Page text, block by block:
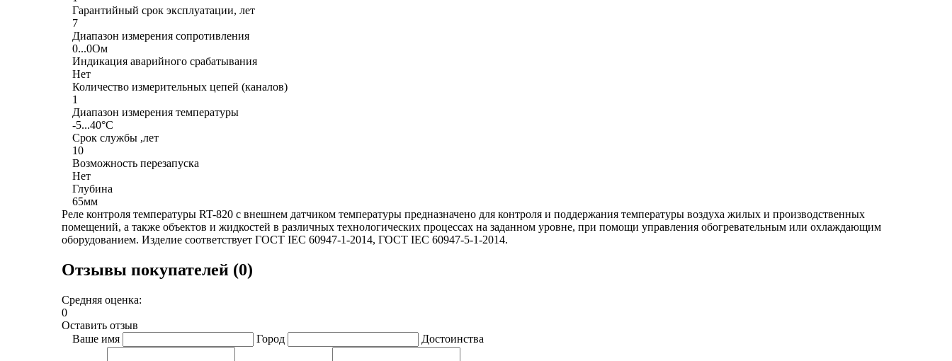
Гарантийный срок эксплуатации, лет
7
Диапазон измерения сопротивления
0...0Ом
Индикация аварийного срабатывания
Нет
Количество измерительных цепей (каналов)
1
Диапазон измерения температуры
-5...40°C
Срок службы ,лет
10
Возможность перезапуска
Нет
Глубина
65мм
Реле контроля температуры RT-820 с внешнем датчиком температуры предназначено для контроля и поддержания температуры воздуха жилых и производственных
помещений, а также объектов и жидкостей в различных технологических процессах на заданном уровне, при помощи управления обогревательным или охлаждающим
оборудованием. Изделие соответствует ГОСТ IEC 60947-1-2014, ГОСТ IEC 60947-5-1-2014.
Отзывы покупателей (0)
Средняя оценка:
0
Оставить отзыв
Ваше имя
Город Достоинства